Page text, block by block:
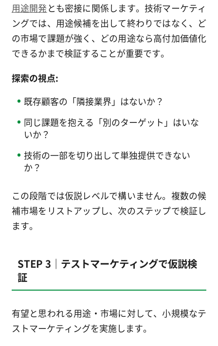
用途開発とも密接に関係します。技術マーケティ
ングでは、用途候補を出して終わりではなく、ど
の市場で課題が強く、どの用途なら高付加価値化
できるかまで検証することが重要です。
探索の視点:
既存顧客の「隣接業界」はないか？
同じ課題を抱える「別のターゲット」はいな
いか？
技術の一部を切り出して単独提供できない
か？
この段階では仮説レベルで構いません。複数の候
補市場をリストアップし、次のステップで検証し
ます。
STEP 3｜テストマーケティングで仮説検
証
有望と思われる用途・市場に対して、小規模なテ
ストマーケティングを実施します。